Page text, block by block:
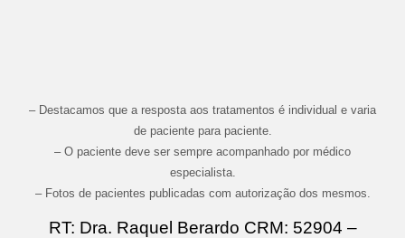
– Destacamos que a resposta aos tratamentos é individual e varia
de paciente para paciente.
– O paciente deve ser sempre acompanhado por médico
especialista.
– Fotos de pacientes publicadas com autorização dos mesmos.
RT: Dra. Raquel Berardo CRM: 52904 –